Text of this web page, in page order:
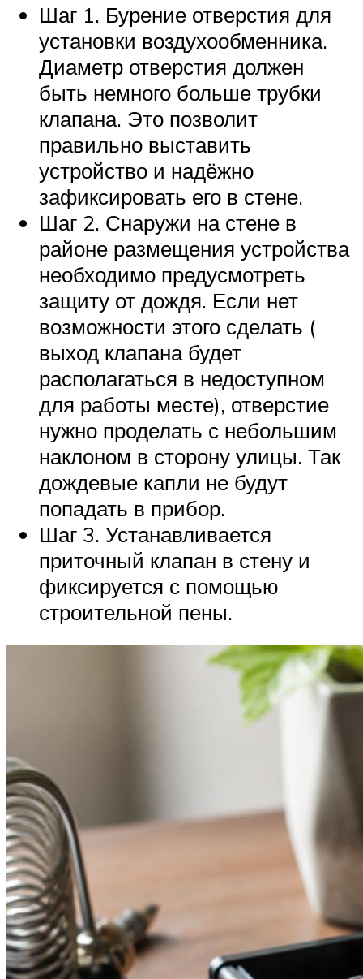
Шаг 1. Бурение отверстия для
установки воздухообменника.
Диаметр отверстия должен
быть немного больше трубки
клапана. Это позволит
правильно выставить
устройство и надёжно
зафиксировать его в стене.
Шаг 2. Снаружи на стене в
районе размещения устройства
необходимо предусмотреть
защиту от дождя. Если нет
возможности этого сделать (
выход клапана будет
располагаться в недоступном
для работы месте), отверстие
нужно проделать с небольшим
наклоном в сторону улицы. Так
дождевые капли не будут
попадать в прибор.
Шаг 3. Устанавливается
приточный клапан в стену и
фиксируется с помощью
строительной пены.